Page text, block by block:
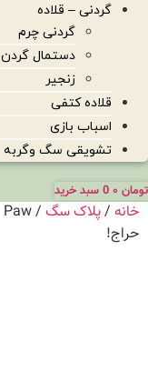
گردنی – قلاده
گردنی چرم
دستمال گردن
زنجیر
قلاده کتفی
اسباب بازی
تشویقی سگ وگربه
تومان 0 سبد خرید
خانه /پلاک سگ / Paw
حراج!